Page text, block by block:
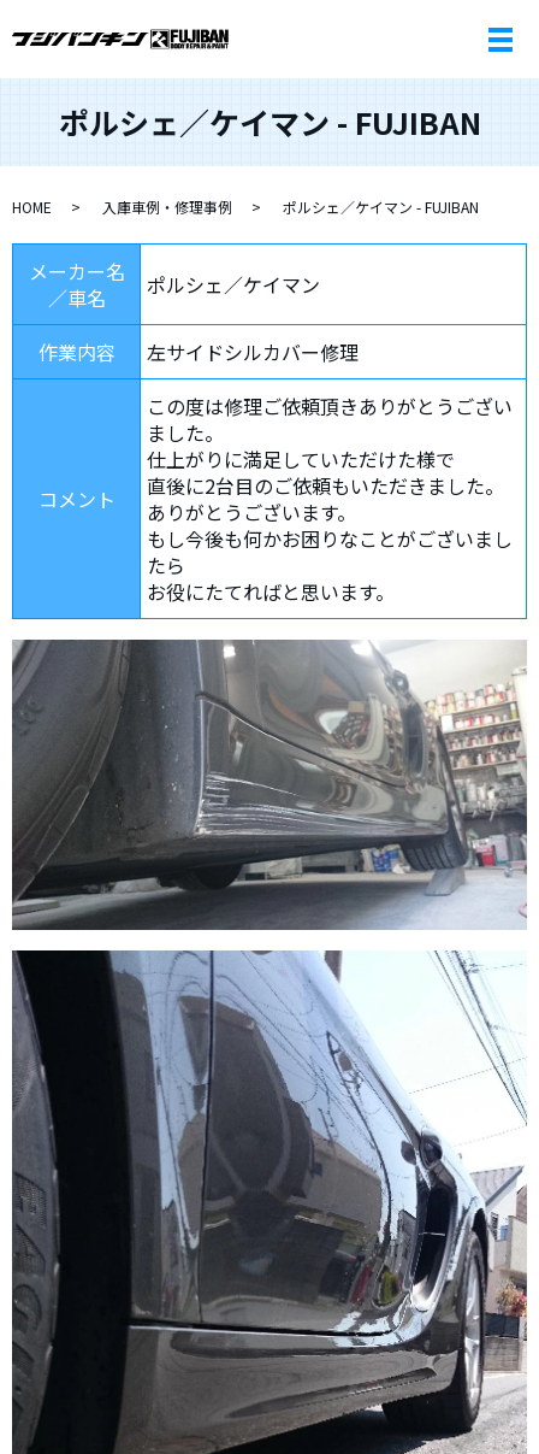
ポルシェ／ケイマン - FUJIBAN
HOME 入庫車例・修理事例 ポルシェ／ケイマン - FUJIBAN
メーカー名
／車名
ポルシェ／ケイマン
作業内容 左サイドシルカバー修理
コメント
この度は修理ご依頼頂きありがとうござい
ました。
仕上がりに満足していただけた様で
直後に2台目のご依頼もいただきました。
ありがとうございます。
もし今後も何かお困りなことがございまし
たら
お役にたてればと思います。